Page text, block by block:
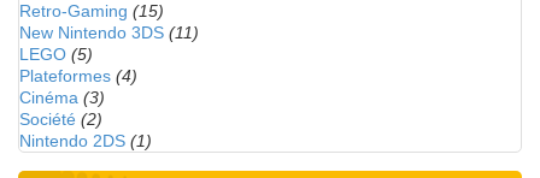
Retro-Gaming (15)
New Nintendo 3DS (11)
LEGO (5)
Plateformes (4)
Cinéma (3)
Société (2)
Nintendo 2DS (1)